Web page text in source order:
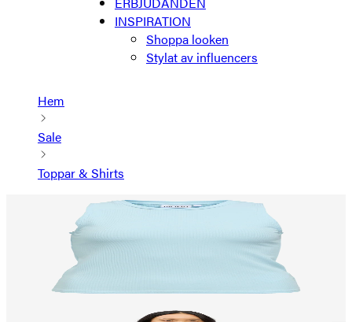
INSPIRATION
Shoppa looken
Stylat av influencers
Hem
Sale
Toppar & Shirts